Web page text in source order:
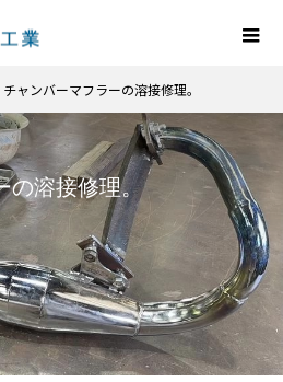
チャンバーマフラーの溶接修理。
の溶接修理。